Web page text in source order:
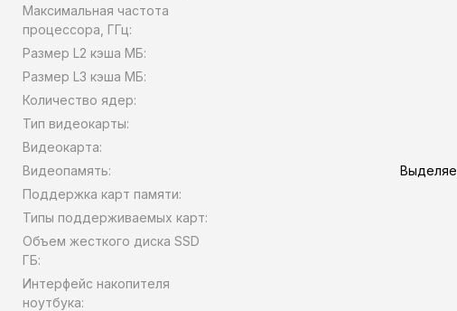
Максимальная частота
процессора, ГГц:
Размер L2 кэша МБ:
Размер L3 кэша МБ:
Количество ядер:
Тип видеокарты:
Видеокарта:
Видеопамять:
Поддержка карт памяти:
Типы поддерживаемых карт:
Объем жесткого диска SSD
ГБ:
Интерфейс накопителя
ноутбука: